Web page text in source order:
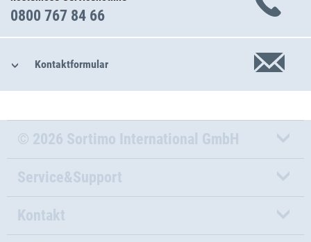
0800 767 84 66
Kontaktformular
© 2026 Sortimo International GmbH
Service&Support
Kontakt